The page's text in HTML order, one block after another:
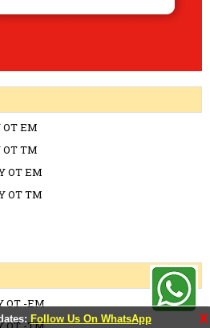
Follow Us On WhatsApp X
OT EM
OT TM
OT EM
OT TM
OT -EM